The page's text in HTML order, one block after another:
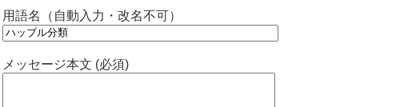
用語名（自動入力・改名不可）
メッセージ本文 (必須)